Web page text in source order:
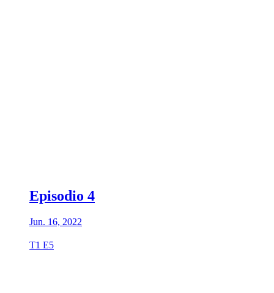
Episodio 4
Jun. 16, 2022
T1 E5